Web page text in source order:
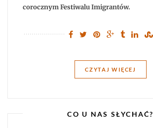
corocznym Festiwalu Imigrantów.
CZYTAJ WIĘCEJ
CO U NAS SŁYCHAĆ?